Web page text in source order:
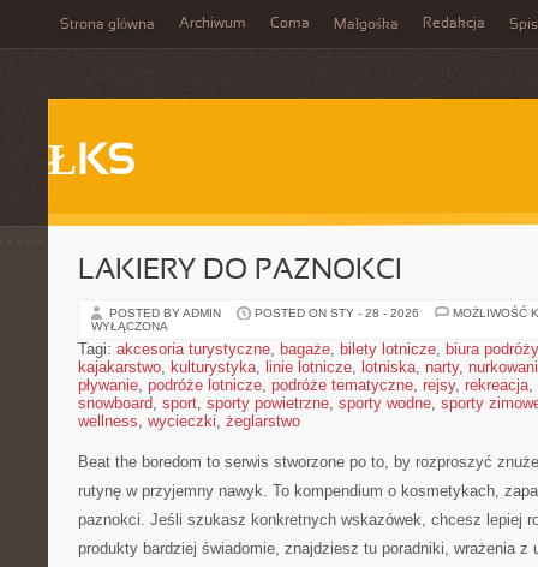
Strona główna Archiwum Coma Małgośka Redakcja
ŁKS
LAKIERY DO PAZNOKCI
POSTED BY ADMIN POSTED ON STY - 28 - 2026
MOŻLIWOŚĆ
WYŁĄCZONA
Tagi: akcesoria turystyczne, bagaże, bilety lotnicze, biura podróży
kajakarstwo, kulturystyka, linie lotnicze, lotniska, narty,
pływanie, podróże lotnicze, podróże tematyczne, rejsy, rekreacja,
snowboard, sport, sporty powietrzne, sporty wodne, sporty
wellness, wycieczki, żeglarstwo
Beat the boredom to serwis stworzone po to, by rozproszyć
rutynę w przyjemny nawyk. To kompendium o kosmetykach,
paznokci. Jeśli szukasz konkretnych wskazówek, chcesz lepiej
produkty bardziej świadomie, znajdziesz tu poradniki, wrażenia z